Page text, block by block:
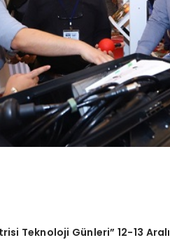
Teknoloji Günleri” 12-13 Aralı